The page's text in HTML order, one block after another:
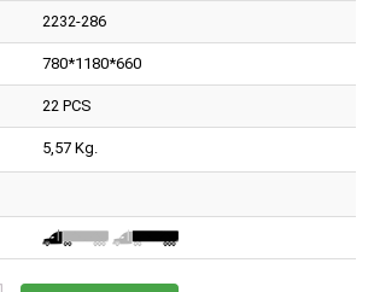
2232-286
780*1180*660
22 PCS
5,57 Kg.